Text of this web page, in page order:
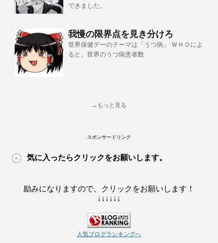
できました。
我慢の限界点を見き分けろ
世界保健デーのテーマは「うつ病」 ＷＨＯによ
ると、世界のうつ病患者数
→もっと見る
スポンサードリンク
気に入ったらクリックをお願いします。
励みになりますので、クリックをお願いします！
↓↓↓↓↓↓
人気ブログランキングへ